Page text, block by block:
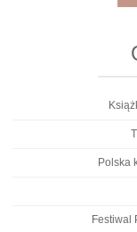
Polska
Festiwal